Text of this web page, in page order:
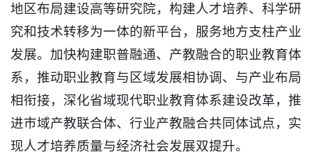
地区布局建设高等研究院，构建人才培养、科学研
究和技术转移为一体的新平台，服务地方支柱产业
发展。加快构建职普融通、产教融合的职业教育体
系，推动职业教育与区域发展相协调、与产业布局
相衔接，深化省域现代职业教育体系建设改革，推
进市域产教联合体、行业产教融合共同体试点，实
现人才培养质量与经济社会发展双提升。